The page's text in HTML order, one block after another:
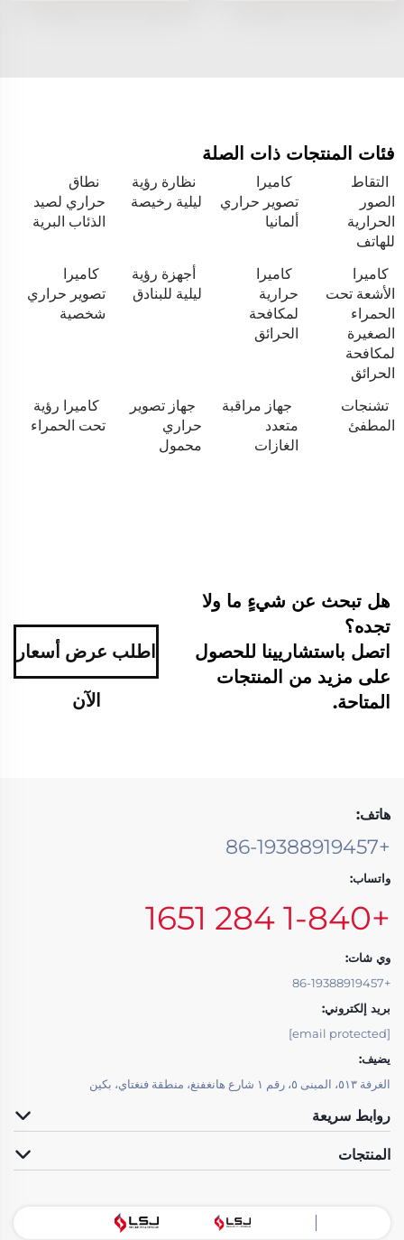
فئات المنتجات ذات الصلة
التقاط
الصور
الحرارية
للهاتف
كاميرا
تصوير حراري
ألمانيا
نظارة رؤية
ليلية رخيصة
نطاق
حراري لصيد
الذئاب البرية
كاميرا
الأشعة تحت
الحمراء
الصغيرة
لمكافحة
الحرائق
كاميرا
حرارية
لمكافحة
الحرائق
أجهزة رؤية
ليلية للبنادق
كاميرا
تصوير حراري
شخصية
تشنجات
المطفئ
جهاز مراقبة
متعدد
الغازات
جهاز تصوير
حراري
محمول
كاميرا رؤية
تحت الحمراء
هل تبحث عن شيءٍ ما ولا
تجده؟
اتصل باستشاريينا للحصول
على مزيد من المنتجات
المتاحة.
اطلب عرض أسعار
الآن
هاتف:
+86-19388919457
واتساب:
+1-840 284 1651
وي شات:
+86-19388919457
بريد إلكتروني:
يضيف:
الغرفة ٥١٣، المبنى ٥، رقم ١ شارع هانغفنغ، منطقة فنغتاي، بكين
روابط سريعة
المنتجات